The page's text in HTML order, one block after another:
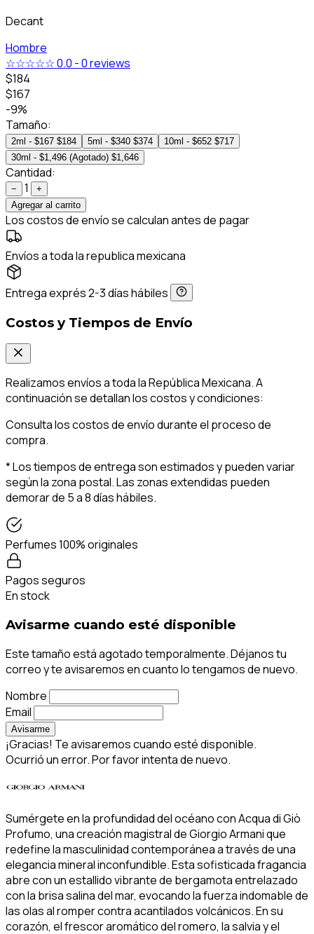
Decant
Hombre
☆☆☆☆☆0.0 -0 reviews
$184
$167
-9%
Tamaño:
2ml - $167 $184 5ml - $340 $374 10ml - $652 $717
30ml - $1,496 (Agotado) $1,646
Cantidad:
− 1
+
Agregar al carrito
Los costos de envío se calculan antes de pagar
Envíos a toda la republica mexicana
Entrega exprés 2-3 días hábiles
Costos y Tiempos de Envío
Realizamos envíos a toda la República Mexicana. A
continuación se detallan los costos y condiciones:
Consulta los costos de envío durante el proceso de
compra.
* Los tiempos de entrega son estimados y pueden variar
según la zona postal. Las zonas extendidas pueden
demorar de 5 a 8 días hábiles.
Perfumes 100% originales
Pagos seguros
En stock
Avisarme cuando esté disponible
Este tamaño está agotado temporalmente. Déjanos tu
correo y te avisaremos en cuanto lo tengamos de nuevo.
Nombre
Email
Avisarme
¡Gracias! Te avisaremos cuando esté disponible.
Ocurrió un error. Por favor intenta de nuevo.
Sumérgete en la profundidad del océano con Acqua di Giò
Profumo, una creación magistral de Giorgio Armani que
redefine la masculinidad contemporánea a través de una
elegancia mineral inconfundible. Esta sofisticada fragancia
abre con un estallido vibrante de bergamota entrelazado
con la brisa salina del mar, evocando la fuerza indomable de
las olas al romper contra acantilados volcánicos. En su
corazón, el frescor aromático del romero, la salvia y el